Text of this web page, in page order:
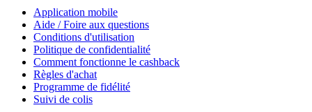
Application mobile
Aide / Foire aux questions
Conditions d'utilisation
Politique de confidentialité
Comment fonctionne le cashback
Règles d'achat
Programme de fidélité
Suivi de colis